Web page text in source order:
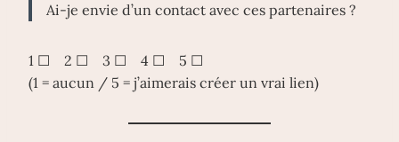
Ai-je envie d’un contact avec ces partenaires ?
1 ☐ 2 ☐ 3 ☐ 4 ☐ 5 ☐
(1 = aucun / 5 = j’aimerais créer un vrai lien)